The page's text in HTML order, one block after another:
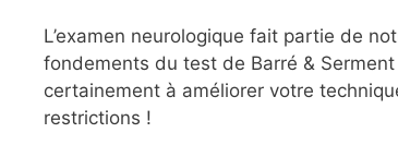
L’examen neurologique fait partie de
fondements du test de Barré &
certainement à améliorer votre
restrictions !